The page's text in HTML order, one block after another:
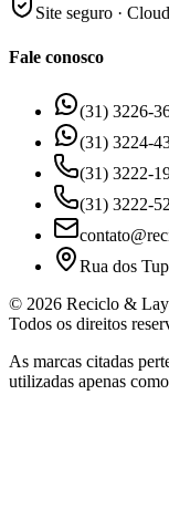
Site seguro ·
Fale conosco
(31) 3226-
(31) 3224-
(31) 3222-
(31) 3222-
Rua dos
© 2026 Reciclo &
Todos os direitos
As marcas citadas
utilizadas apenas